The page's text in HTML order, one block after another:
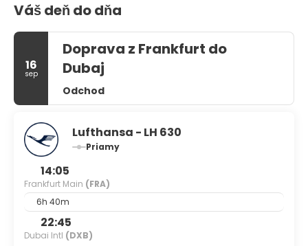
Váš deň do dňa
16
sep
Doprava z Frankfurt do
Dubaj
Odchod
Lufthansa - LH 630
Priamy
14:05
Frankfurt Main (FRA)
6h 40m
22:45
Dubai Intl (DXB)